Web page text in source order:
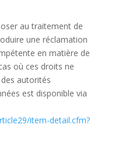
au traitement de
une réclamation
en matière de
où ces droits ne
autorités
est disponible via
item-detail.cfm?